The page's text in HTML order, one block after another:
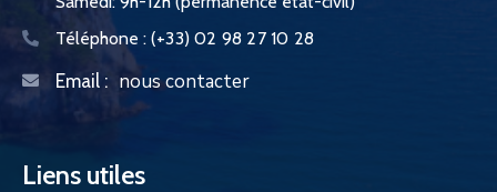
Téléphone : (+33) 02 98 27 10 28
Email : nous contacter
Liens utiles